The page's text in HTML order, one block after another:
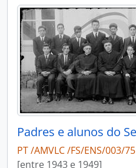
PT /AMVLC /FS/ENS/003/75
[entre 1943 e 1949]